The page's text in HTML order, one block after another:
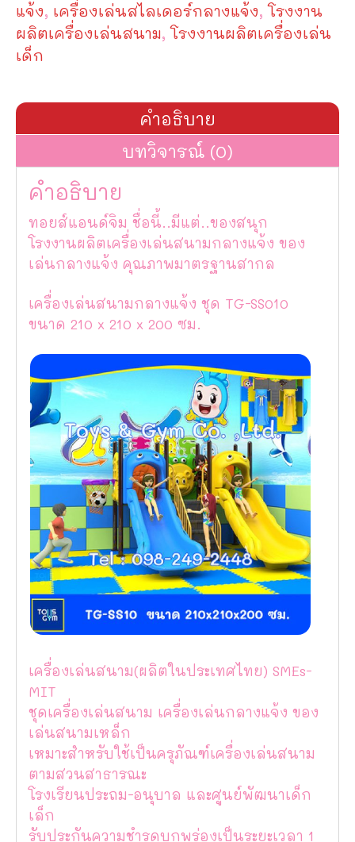
แจ้ง, เครื่องเล่นสไลเดอร์กลางแจ้ง,โรงงาน
ผลิตเครื่องเล่นสนาม,โรงงานผลิตเครื่องเล่น
เด็ก
คำอธิบาย
บทวิจารณ์ (0)
คำอธิบาย
ทอยส์แอนด์จิม ชื่อนี้..มีแต่..ของสนุก
โรงงานผลิตเครื่องเล่นสนามกลางแจ้ง ของ
เล่นกลางแจ้ง คุณภาพมาตรฐานสากล
เครื่องเล่นสนามกลางแจ้ง ชุด TG-SS010
ขนาด 210 x 210 x 200 ซม.
เครื่องเล่นสนาม(ผลิตในประเทศไทย) SMEs-
MIT
ชุดเครื่องเล่นสนาม เครื่องเล่นกลางแจ้ง ของ
เล่นสนามเหล็ก
เหมาะสำหรับใช้เป็นครุภัณฑ์เครื่องเล่นสนาม
ตามสวนสาธารณะ
โรงเรียนประถม-อนุบาล และศูนย์พัฒนาเด็ก
เล็ก
รับประกันความชำรุดบกพร่องเป็นระยะเวลา 1